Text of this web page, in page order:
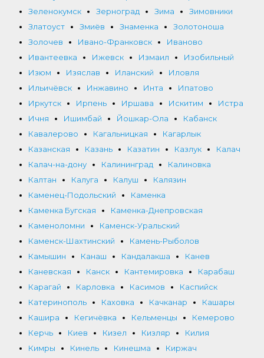
Зеленокумск
Зерноград Зима
Зимовники
Златоуст
Змиёв Знаменка
Золотоноша
Золочев
Ивано-Франковск
Иваново
Ивантеевка
Ижевск Измаил
Изобильный
Изюм
Изяслав Иланский
Иловля
Ильичёвск
Инжавино Инта
Ипатово
Иркутск
Ирпень Иршава Искитим
Истра
Ичня
Ишимбай Йошкар-Ола
Кабанск
Кавалерово
Кагальницкая
Кагарлык
Казанская
Казань Казатин Казлук
Калач
Калач-на-дону
Калининград
Калиновка
Калтан
Калуга Калуш
Калязин
Каменец-Подольский
Каменка
Каменка Бугская
Каменка-Днепровская
Каменоломни
Каменск-Уральский
Каменск-Шахтинский
Камень-Рыболов
Камышин
Канаш Кандалакша
Канев
Каневская
Канск Кантемировка
Карабаш
Карагай
Карловка Касимов
Каспийск
Катеринополь
Каховка Качканар
Кашары
Кашира
Кегичёвка Кельменцы
Кемерово
Керчь
Киев Кизел Кизляр
Килия
Кимры
Кинель Кинешма
Киржач